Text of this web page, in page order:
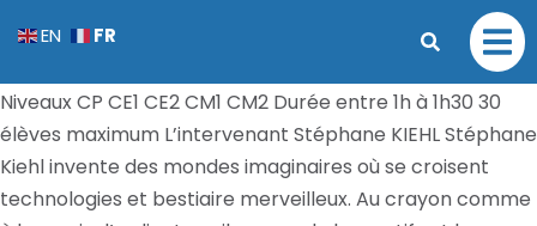
31 mai 2026
Niveaux CP CE1 CE2 CM1 CM2 Durée entre 1h à 1h30 30
élèves maximum L’intervenant Stéphane KIEHL Stéphane
Kiehl invente des mondes imaginaires où se croisent
technologies et bestiaire merveilleux. Au crayon comme
EN FR